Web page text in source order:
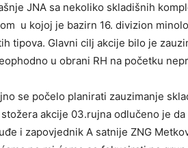
JNA sa nekoliko skladišnih
u kojoj je bazirn 16. divizion
tipova. Glavni cilj akcije bilo je
u obrani RH na početku
se počelo planirati zauzimanje
akcije 03.rujna odlučeno je
i zapovjednik A satnije ZNG